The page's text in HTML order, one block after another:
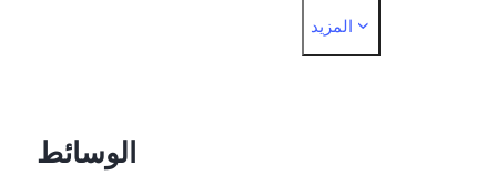
الكاميرا الخلفية: الصورة،
المزيد
الوسائط